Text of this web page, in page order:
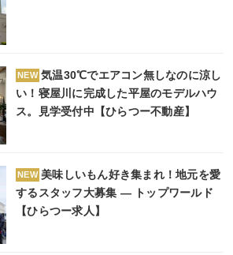
NEW 気温30℃でエアコン無しなのに涼し
い！寝屋川に完成した平屋のモデルハウ
ス。見学受付中【ひらつー不動産】
NEW 美味しいもん好き集まれ！地元を愛
するスタッフ大募集 ― トップワールド
【ひらつー求人】